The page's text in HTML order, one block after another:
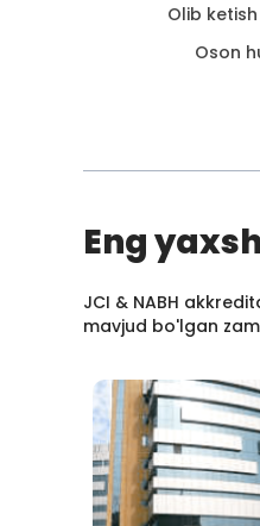
Olib
Oson
Eng
JCI & NABH
mavjud bo'lgan